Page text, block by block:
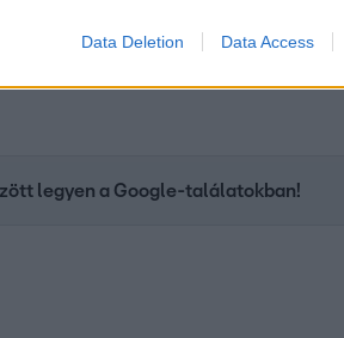
Data Deletion Data Access
legyen a Google-találatokban!